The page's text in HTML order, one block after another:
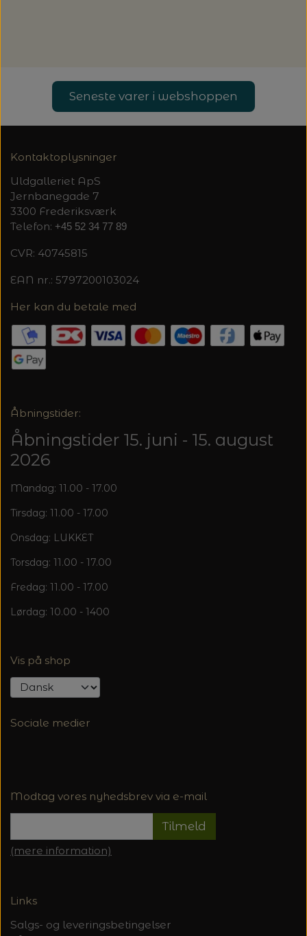
Seneste varer i webshoppen
Kontaktoplysninger
Uldgalleriet ApS
Jernbanegade 7
3300 Frederiksværk
Telefon: +45 52 34 77 89
CVR: 40745815
EAN nr.: 5797200103024
Her kan du betale med
Åbningstider:
Åbningstider 15. juni - 15. august
2026
Mandag: 11.00 - 17.00
Tirsdag: 11.00 - 17.00
Onsdag: LUKKET
Torsdag: 11.00 - 17.00
Fredag: 11.00 - 17.00
Lørdag: 10.00 - 1400
Vis på shop
Sociale medier
Modtag vores nyhedsbrev via e-mail
Tilmeld
(mere information)
Links
Salgs- og leveringsbetingelser